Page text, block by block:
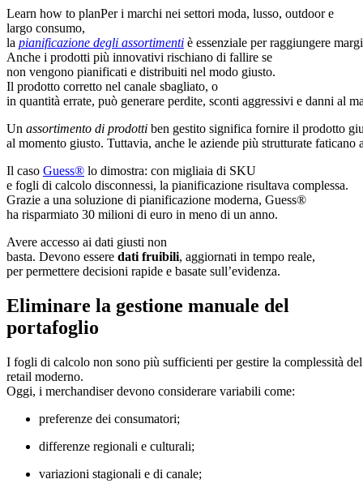
Learn how to planPer i marchi nei settori moda, lusso, outdoor e
largo consumo,
la pianificazione degli assortimenti è essenziale per raggiungere
Anche i prodotti più innovativi rischiano di fallire se
non vengono pianificati e distribuiti nel modo giusto.
Il prodotto corretto nel canale sbagliato, o
in quantità errate, può generare perdite, sconti aggressivi e danni al
Un assortimento di prodotti ben gestito significa fornire il prodotto
al momento giusto. Tuttavia, anche le aziende più strutturate
Il caso Guess® lo dimostra: con migliaia di SKU
e fogli di calcolo disconnessi, la pianificazione risultava complessa.
Grazie a una soluzione di pianificazione moderna, Guess®
ha risparmiato 30 milioni di euro in meno di un anno.
Avere accesso ai dati giusti non
basta. Devono essere dati fruibili, aggiornati in tempo reale,
per permettere decisioni rapide e basate sull’evidenza.
Eliminare la gestione manuale del
portafoglio
I fogli di calcolo non sono più sufficienti per gestire la complessità del
retail moderno.
Oggi, i merchandiser devono considerare variabili come:
preferenze dei consumatori;
differenze regionali e culturali;
variazioni stagionali e di canale;